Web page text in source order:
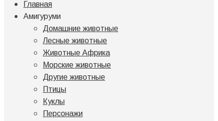
Главная
Амигуруми
Домашние животные
Лесные животные
Животные Африка
Морские животные
Другие животные
Птицы
Куклы
Персонажи